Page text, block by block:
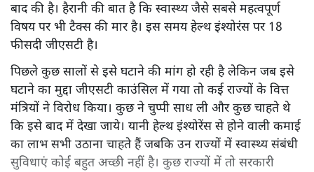
बाद की है। हैरानी की बात है कि स्वास्थ्य जैसे सबसे महत्वपूर्ण
विषय पर भी टैक्स की मार है। इस समय हेल्थ इंश्योरंस पर 18
फीसदी जीएसटी है।
पिछले कुछ सालों से इसे घटाने की मांग हो रही है लेकिन जब इसे
घटाने का मुद्दा जीएसटी काउंसिल में गया तो कई राज्यों के वित्त
मंत्रियों ने विरोध किया। कुछ ने चुप्पी साध ली और कुछ चाहते थे
कि इसे बाद में देखा जाये। यानी हेल्थ इंश्योरेंस से होने वाली कमाई
का लाभ सभी उठाना चाहते हैं जबकि उन राज्यों में स्वास्थ्य संबंधी
सुविधाएं कोई बहुत अच्छी नहीं है। कुछ राज्यों में तो सरकारी